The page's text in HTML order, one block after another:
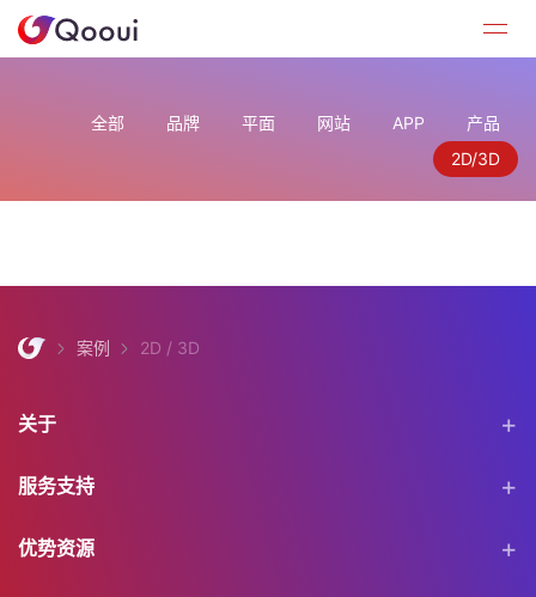
全部 品牌 平面 网站 APP
产品
2D/3D
案例 2D / 3D
关于
服务支持
优势资源